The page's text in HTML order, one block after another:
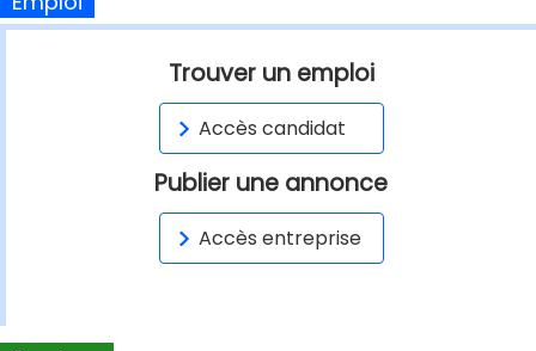
Trouver un emploi
Accès candidat
Publier une annonce
Accès entreprise